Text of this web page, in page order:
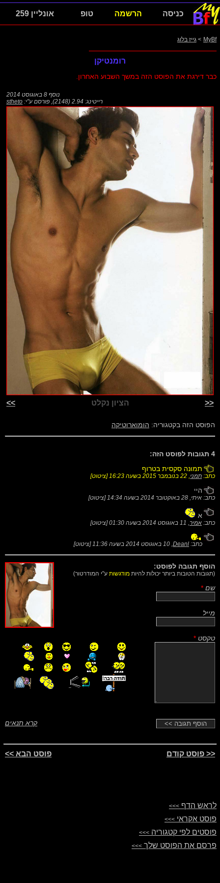
כניסה הרשמה טופ אונליין 259
MyBf
> גייז בלוג
רומנטיקן
כבר דירגת את הפוסט הזה במשך השבוע האחרון.
נוסף 8 באוגוסט 2014
רייטינג: 2.94 (2148)
פורסם ע"י: stheto
<< הציון נקלט >>
הפוסט הזה בקטגוריה: הומוארוטיקה
4 תגובות לפוסט הזה:
תמונה סקסית בטרוף
כתב: תמני 22 בנובמבר 2015 בשעה 16:23 [ציטוט]
היי
כתב: איתי, 28 באוקטובר 2014 בשעה 14:34 [ציטוט]
א
כתב: אמיר 11 באוגוסט 2014 בשעה 01:30 [ציטוט]
כתב: Deanl 10 באוגוסט 2014 בשעה 11:36 [ציטוט]
הוסף תגובה לפוסט:
(תגובות הטובות ביותר יכולות להיות מודגשות ע"י המודרטור)
שם *
מייל
טקסט *
קרא תנאים
<< פוסט קודם פוסט הבא >>
לראש הדף >>>
פוסט אקראי >>>
פוסטים לפי קטגוריה >>>
פרסם את הפוסט שלך >>>